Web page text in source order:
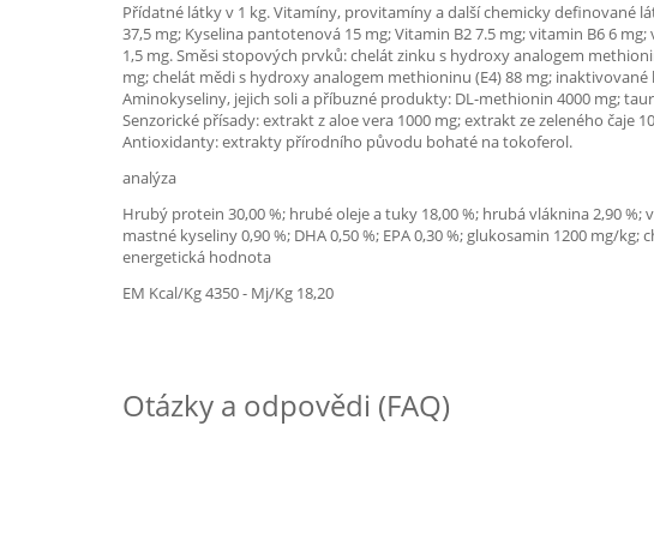
Přídatné látky v 1 kg. Vitamíny, provitamíny a další chemicky definované
37,5 mg; Kyselina pantotenová 15 mg; Vitamin B2 7.5 mg; vitamin B6 6
1,5 mg. Směsi stopových prvků: chelát zinku s hydroxy analogem
mg; chelát mědi s hydroxy analogem methioninu (E4) 88 mg; inaktivované
Aminokyseliny, jejich soli a příbuzné produkty: DL-methionin 4000 mg;
Senzorické přísady: extrakt z aloe vera 1000 mg; extrakt ze zeleného čaje
Antioxidanty: extrakty přírodního původu bohaté na tokoferol.
analýza
Hrubý protein 30,00 %; hrubé oleje a tuky 18,00 %; hrubá vláknina 2,90
mastné kyseliny 0,90 %; DHA 0,50 %; EPA 0,30 %; glukosamin 1200 mg/
energetická hodnota
EM Kcal/Kg 4350 - Mj/Kg 18,20
Otázky a odpovědi (FAQ)